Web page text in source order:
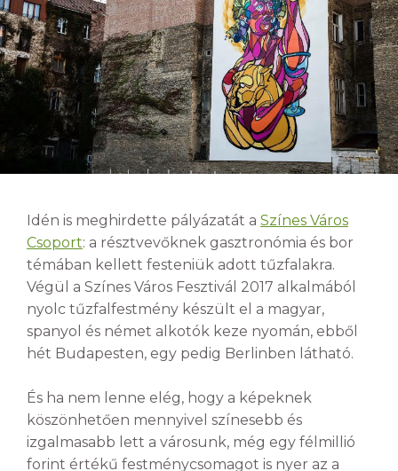
Idén is meghirdette pályázatát a Színes Város
Csoport: a résztvevőknek gasztronómia és bor
témában kellett festeniük adott tűzfalakra.
Végül a Színes Város Fesztivál 2017 alkalmából
nyolc tűzfalfestmény készült el a magyar,
spanyol és német alkotók keze nyomán, ebből
hét Budapesten, egy pedig Berlinben látható.
És ha nem lenne elég, hogy a képeknek
köszönhetően mennyivel színesebb és
izgalmasabb lett a városunk, még egy félmillió
forint értékű festménycsomagot is nyer az a